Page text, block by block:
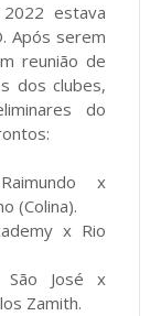
estava
Após serem
reunião de
dos clubes,
do
x
(Colina).
x Rio
São José x
Zamith.